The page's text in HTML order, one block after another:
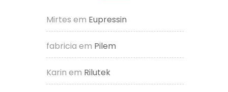
Mirtes em Eupressin
fabricia em Pilem
Karin em Rilutek